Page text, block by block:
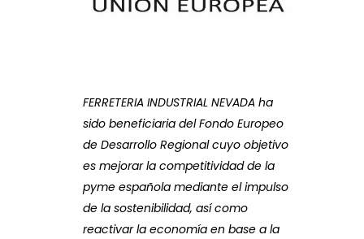
FERRETERIA INDUSTRIAL NEVADA ha
sido beneficiaria del Fondo Europeo
de Desarrollo Regional cuyo objetivo
es mejorar la competitividad de la
pyme española mediante el impulso
de la sostenibilidad, así como
reactivar la economía en base a la